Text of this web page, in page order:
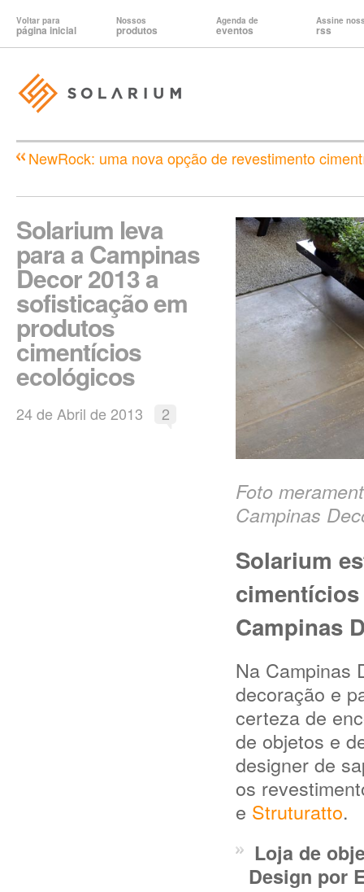
Voltar para
página inicial
Nossos
produtos
Agenda de
eventos
Assine
rss
NewRock: uma nova opção de revestimento
Solarium leva
para a Campinas
Decor 2013 a
sofisticação em
produtos
cimentícios
ecológicos
24 de Abril de 2013 2
Foto
Campinas
Solarium
Campinas
Na Campinas
decoração e
certeza de
de objetos e
designer de
os
e Struturatto.
Loja de
Design por